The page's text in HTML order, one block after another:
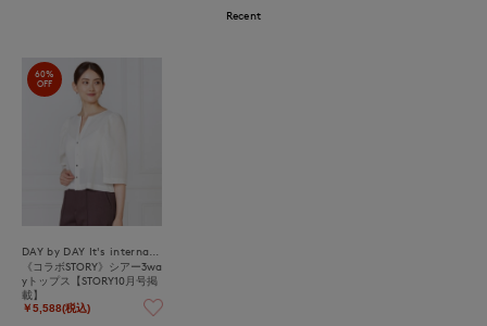
Recent
60%
OFF
《コラボSTORY》シアー3wa
yトップス【STORY10月号掲
載】
￥5,588(税込)